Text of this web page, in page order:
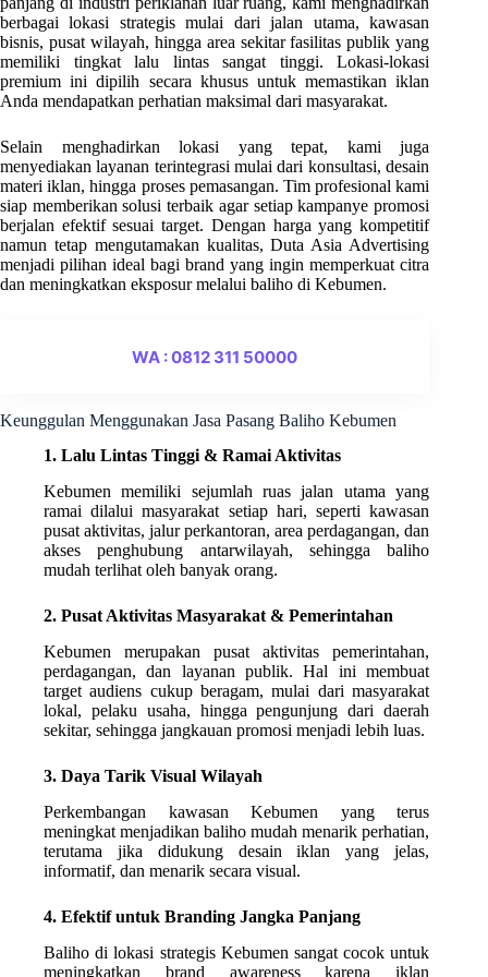
berbagai lokasi strategis mulai dari jalan utama, kawasan
bisnis, pusat wilayah, hingga area sekitar fasilitas publik yang
memiliki tingkat lalu lintas sangat tinggi. Lokasi-lokasi
premium ini dipilih secara khusus untuk memastikan iklan
Anda mendapatkan perhatian maksimal dari masyarakat.
Selain menghadirkan lokasi yang tepat, kami juga
menyediakan layanan terintegrasi mulai dari konsultasi, desain
materi iklan, hingga proses pemasangan. Tim profesional kami
siap memberikan solusi terbaik agar setiap kampanye promosi
berjalan efektif sesuai target. Dengan harga yang kompetitif
namun tetap mengutamakan kualitas, Duta Asia Advertising
menjadi pilihan ideal bagi brand yang ingin memperkuat citra
dan meningkatkan eksposur melalui baliho di Kebumen.
WA : 0812 311 50000
Keunggulan Menggunakan Jasa Pasang Baliho Kebumen
1. Lalu Lintas Tinggi & Ramai Aktivitas
Kebumen memiliki sejumlah ruas jalan utama yang
ramai dilalui masyarakat setiap hari, seperti kawasan
pusat aktivitas, jalur perkantoran, area perdagangan, dan
akses penghubung antarwilayah, sehingga baliho
mudah terlihat oleh banyak orang.
2. Pusat Aktivitas Masyarakat & Pemerintahan
Kebumen merupakan pusat aktivitas pemerintahan,
perdagangan, dan layanan publik. Hal ini membuat
target audiens cukup beragam, mulai dari masyarakat
lokal, pelaku usaha, hingga pengunjung dari daerah
sekitar, sehingga jangkauan promosi menjadi lebih luas.
3. Daya Tarik Visual Wilayah
Perkembangan kawasan Kebumen yang terus
meningkat menjadikan baliho mudah menarik perhatian,
terutama jika didukung desain iklan yang jelas,
informatif, dan menarik secara visual.
4. Efektif untuk Branding Jangka Panjang
Baliho di lokasi strategis Kebumen sangat cocok untuk
meningkatkan brand awareness karena iklan